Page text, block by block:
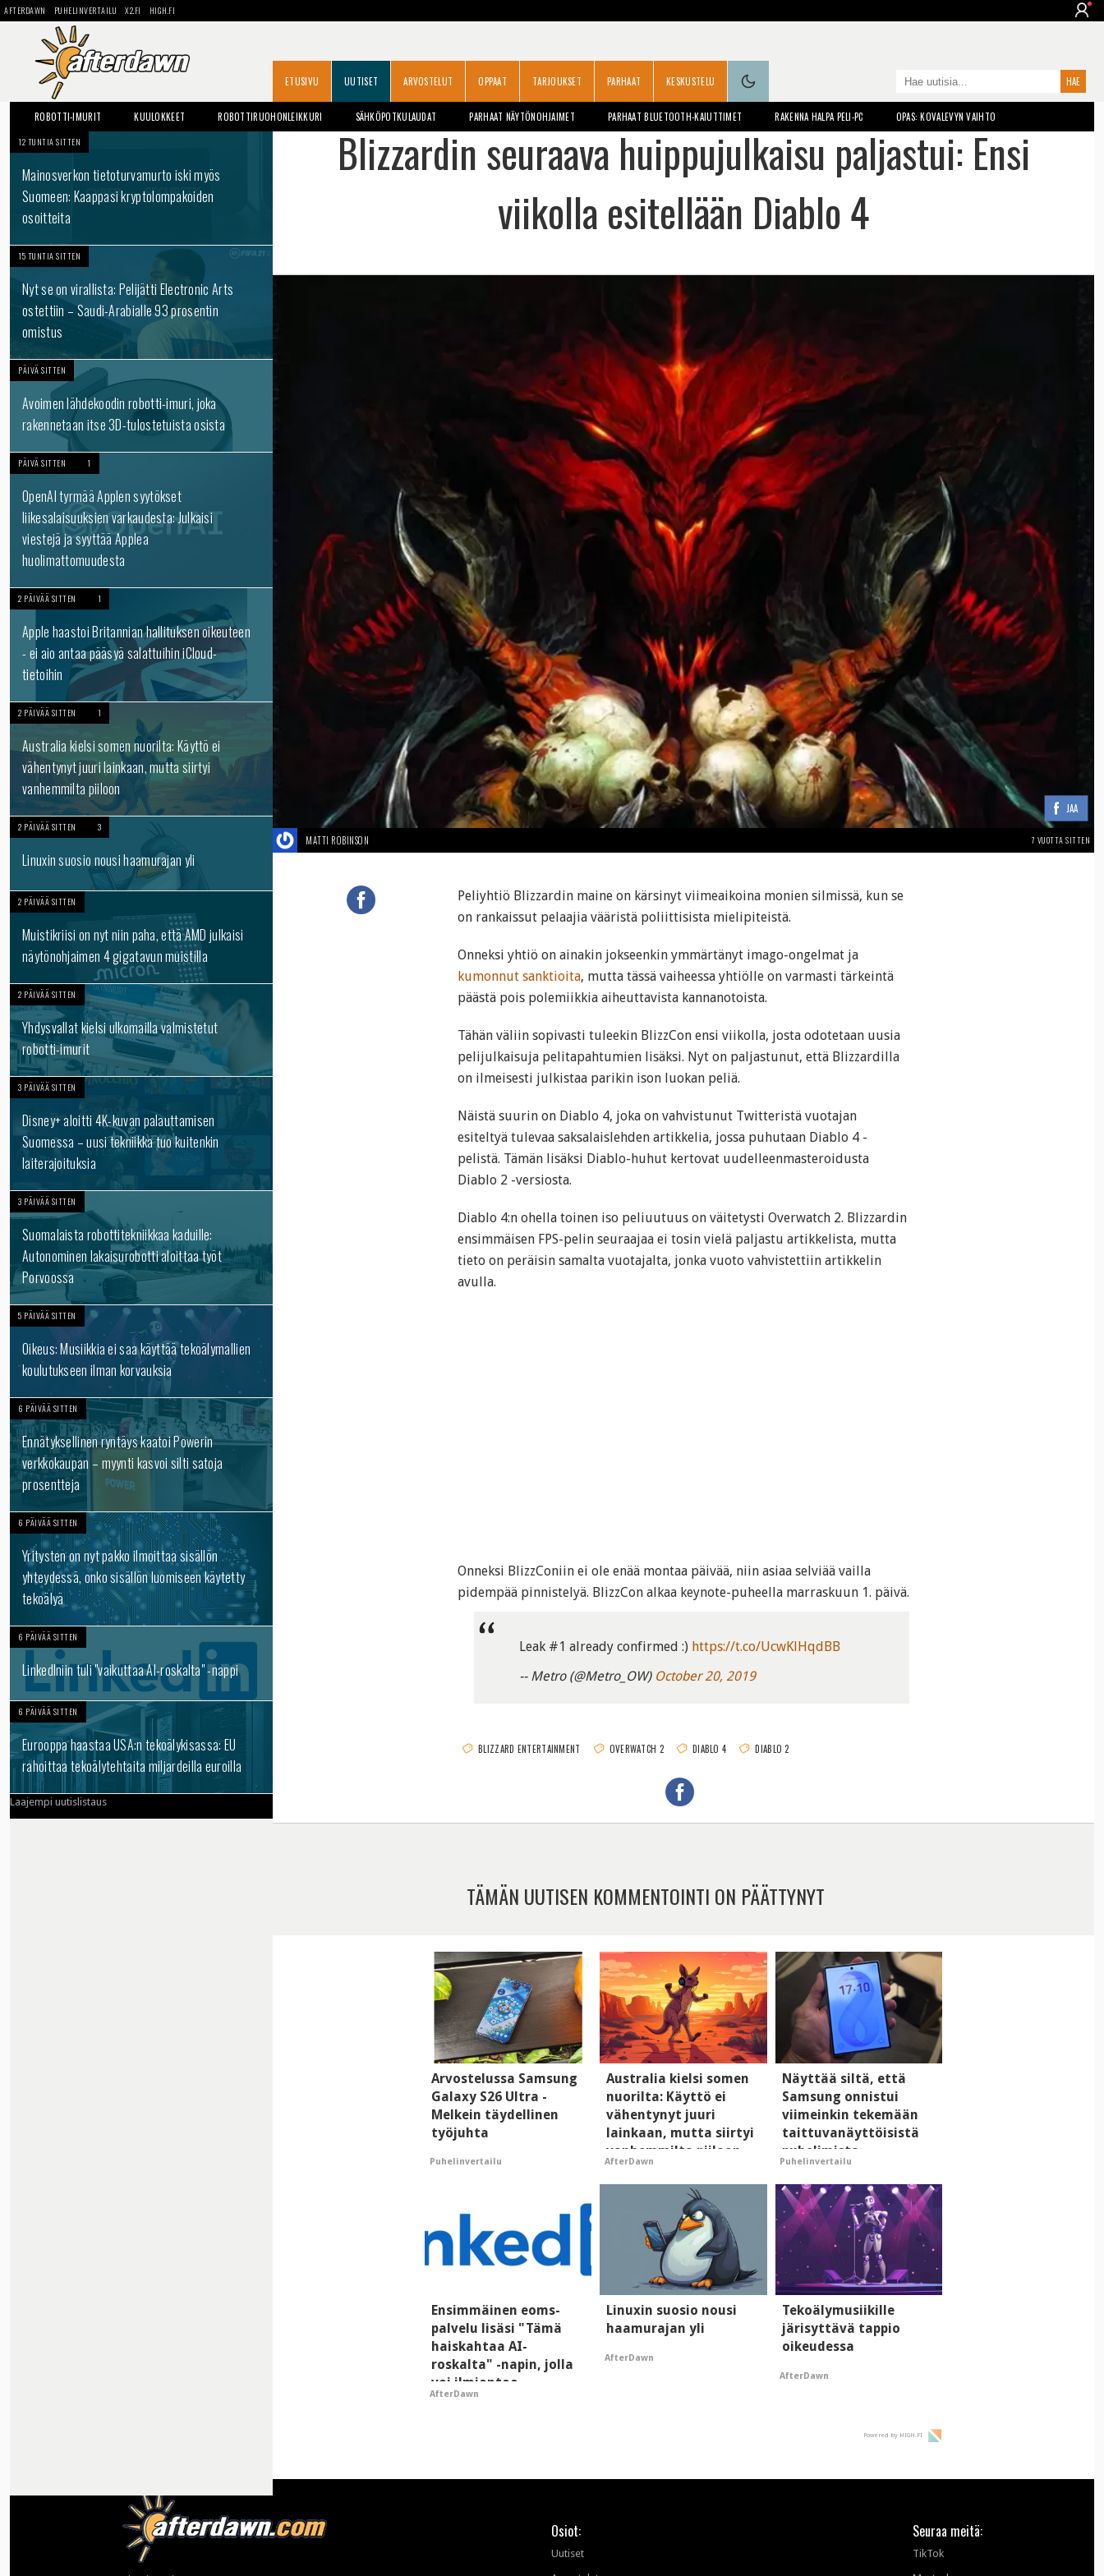
AFTERDAWN PUHELINVERTAILU X2.FI HIGH.FI
ETUSIVU UUTISET ARVOSTELUT OPPAAT TARJOUKSET PARHAAT KESKUSTELU
ROBOTTI-IMURIT KUULOKKEET ROBOTTIRUOHONLEIKKURI SÄHKÖPOTKULAUDAT PARHAAT NÄYTÖNOHJAIMET PARHAAT BLUETOOTH-KAIUTTIMET RAKENNA HALPA PELI-PC OPAS: KOVALEVYN VAIHTO
12 TUNTIA SITTEN
Mainosverkon tietoturvamurto iski myös
Suomeen: Kaappasi kryptolompakoiden
osoitteita
15 TUNTIA SITTEN
Nyt se on virallista: Pelijätti Electronic Arts
ostettiin – Saudi-Arabialle 93 prosentin
omistus
PÄIVÄ SITTEN
Avoimen lähdekoodin robotti-imuri, joka
rakennetaan itse 3D-tulostetuista osista
PÄIVÄ SITTEN 1
OpenAI tyrmää Applen syytökset
liikesalaisuuksien varkaudesta: Julkaisi
viestejä ja syyttää Applea
huolimattomuudesta
2 PÄIVÄÄ SITTEN 1
Apple haastoi Britannian hallituksen oikeuteen
- ei aio antaa pääsyä salattuihin iCloud-
tietoihin
2 PÄIVÄÄ SITTEN 1
Australia kielsi somen nuorilta: Käyttö ei
vähentynyt juuri lainkaan, mutta siirtyi
vanhemmilta piiloon
2 PÄIVÄÄ SITTEN 3
Linuxin suosio nousi haamurajan yli
2 PÄIVÄÄ SITTEN
Muistikriisi on nyt niin paha, että AMD julkaisi
näytönohjaimen 4 gigatavun muistilla
2 PÄIVÄÄ SITTEN
Yhdysvallat kielsi ulkomailla valmistetut
robotti-imurit
3 PÄIVÄÄ SITTEN
Disney+ aloitti 4K-kuvan palauttamisen
Suomessa – uusi tekniikka tuo kuitenkin
laiterajoituksia
3 PÄIVÄÄ SITTEN
Suomalaista robottitekniikkaa kaduille:
Autonominen lakaisurobotti aloittaa työt
Porvoossa
5 PÄIVÄÄ SITTEN
Oikeus: Musiikkia ei saa käyttää tekoälymallien
koulutukseen ilman korvauksia
6 PÄIVÄÄ SITTEN
Ennätyksellinen ryntäys kaatoi Powerin
verkkokaupan – myynti kasvoi silti satoja
prosentteja
6 PÄIVÄÄ SITTEN
Yritysten on nyt pakko ilmoittaa sisällön
yhteydessä, onko sisällön luomiseen käytetty
tekoälyä
6 PÄIVÄÄ SITTEN
LinkedIniin tuli "vaikuttaa AI-roskalta" -nappi
6 PÄIVÄÄ SITTEN
Eurooppa haastaa USA:n tekoälykisassa: EU
rahoittaa tekoälytehtaita miljardeilla euroilla
Laajempi uutislistaus
Blizzardin seuraava huippujulkaisu paljastui: Ensi
viikolla esitellään Diablo 4
JAA
MATTI ROBINSON 7 VUOTTA SITTEN
Peliyhtiö Blizzardin maine on kärsinyt viimeaikoina monien silmissä, kun se
on rankaissut pelaajia vääristä poliittisista mielipiteistä.
Onneksi yhtiö on ainakin jokseenkin ymmärtänyt imago-ongelmat ja
kumonnut sanktioita, mutta tässä vaiheessa yhtiölle on varmasti tärkeintä
päästä pois polemiikkia aiheuttavista kannanotoista.
Tähän väliin sopivasti tuleekin BlizzCon ensi viikolla, josta odotetaan uusia
pelijulkaisuja pelitapahtumien lisäksi. Nyt on paljastunut, että Blizzardilla
on ilmeisesti julkistaa parikin ison luokan peliä.
Näistä suurin on Diablo 4, joka on vahvistunut Twitteristä vuotajan
esiteltyä tulevaa saksalaislehden artikkelia, jossa puhutaan Diablo 4 -
pelistä. Tämän lisäksi Diablo-huhut kertovat uudelleenmasteroidusta
Diablo 2 -versiosta.
Diablo 4:n ohella toinen iso peliuutuus on väitetysti Overwatch 2. Blizzardin
ensimmäisen FPS-pelin seuraajaa ei tosin vielä paljastu artikkelista, mutta
tieto on peräisin samalta vuotajalta, jonka vuoto vahvistettiin artikkelin
avulla.
Onneksi BlizzConiin ei ole enää montaa päivää, niin asiaa selviää vailla
pidempää pinnistelyä. BlizzCon alkaa keynote-puheella marraskuun 1. päivä.
Leak #1 already confirmed :) https://t.co/UcwKlHqdBB
-- Metro (@Metro_OW) October 20, 2019
BLIZZARD ENTERTAINMENT OVERWATCH 2 DIABLO 4 DIABLO 2
TÄMÄN UUTISEN KOMMENTOINTI ON PÄÄTTYNYT
Arvostelussa Samsung
Galaxy S26 Ultra -
Melkein täydellinen
työjuhta
Puhelinvertailu
Australia kielsi somen
nuorilta: Käyttö ei
vähentynyt juuri
lainkaan, mutta siirtyi
vanhemmilta piiloon
AfterDawn
Näyttää siltä, että
Samsung onnistui
viimeinkin tekemään
taittuvanäyttöisistä
puhelimista
supersuosittuja
Puhelinvertailu
Ensimmäinen eoms-
palvelu lisäsi "Tämä
haiskahtaa AI-
roskalta" -napin, jolla
voi ilmiantaa
tekoälytauhkan
AfterDawn
Linuxin suosio nousi
haamurajan yli
AfterDawn
Tekoälymusiikille
järisyttävä tappio
oikeudessa
AfterDawn
Powered by HIGH.FI
Osiot:
Uutiset
Seuraa meitä:
TikTok